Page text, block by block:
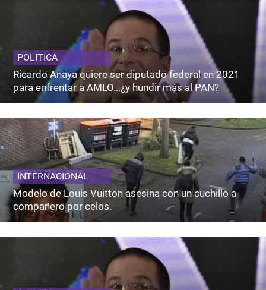
POLITICA
Ricardo Anaya quiere ser diputado federal en 2021
para enfrentar a AMLO...¿y hundir más al PAN?
INTERNACIONAL
Modelo de Louis Vuitton asesina con un cuchillo a
compañero por celos.